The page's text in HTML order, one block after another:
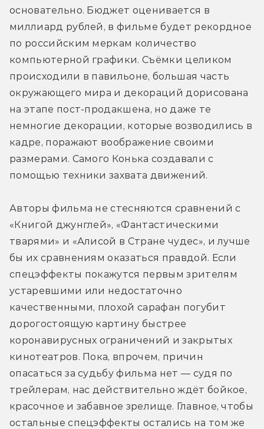
основательно. Бюджет оценивается в
миллиард рублей, в фильме будет рекордное
по российским меркам количество
компьютерной графики. Съёмки целиком
происходили в павильоне, большая часть
окружающего мира и декораций дорисована
на этапе пост-продакшена, но даже те
немногие декорации, которые возводились в
кадре, поражают воображение своими
размерами. Самого Конька создавали с
помощью техники захвата движений.
Авторы фильма не стесняются сравнений с
«Книгой джунглей», «Фантастическими
тварями» и «Алисой в Стране чудес», и лучше
бы их сравнениям оказаться правдой. Если
спецэффекты покажутся первым зрителям
устаревшими или недостаточно
качественными, плохой сарафан погубит
дорогостоящую картину быстрее
коронавирусных ограничений и закрытых
кинотеатров. Пока, впрочем, причин
опасаться за судьбу фильма нет — судя по
трейлерам, нас действительно ждёт бойкое,
красочное и забавное зрелище. Главное, чтобы
остальные спецэффекты остались на том же